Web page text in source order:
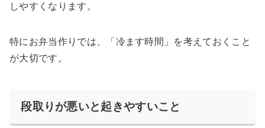
しやすくなります。
特にお弁当作りでは、「冷ます時間」を考えておくこと
が大切です。
段取りが悪いと起きやすいこと